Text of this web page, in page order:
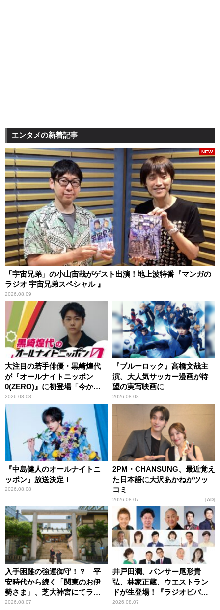
エンタメの新着記事
「宇宙兄弟」の小山宙哉がゲスト出演！地上波特番『マンガの
ラジオ 宇宙兄弟スペシャル 』
2026.08.09
NEW
大注目の若手俳優・黒崎煌代
が『オールナイトニッポン
0(ZERO)』に初登場「今から
とてもワクワクしておりま
す！」
2026.08.08
『ブルーロック』高橋文哉主
演、大人気サッカー漫画が待
望の実写映画に
2026.08.08
『中島健人のオールナイトニ
ッポン』放送決定！
2026.08.08
2PM・CHANSUNG、最近覚え
た日本語に大沢あかねがツッ
コミ
2026.08.07 AD
入手困難の強運御守！？ 平
安時代から続く「関東のお伊
勢さま」、芝大神宮にてラン
パンプスが合格祈願！
2026.08.07
井戸田潤、パンサー尾形貴
弘、林家正蔵、ウエストラン
ドが生登場！『ラジオビバリ
ー昼ズ』
2026.08.07